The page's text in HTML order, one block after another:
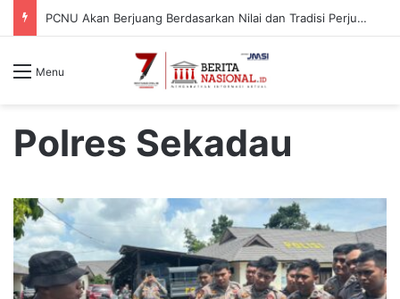
Agar Tidak Menjadi Korban Berikutnya, Hati-hati Jika Mendaki Gunung Piramid, Karena Vegetasinya Terbuka
Menu
Polres Sekadau